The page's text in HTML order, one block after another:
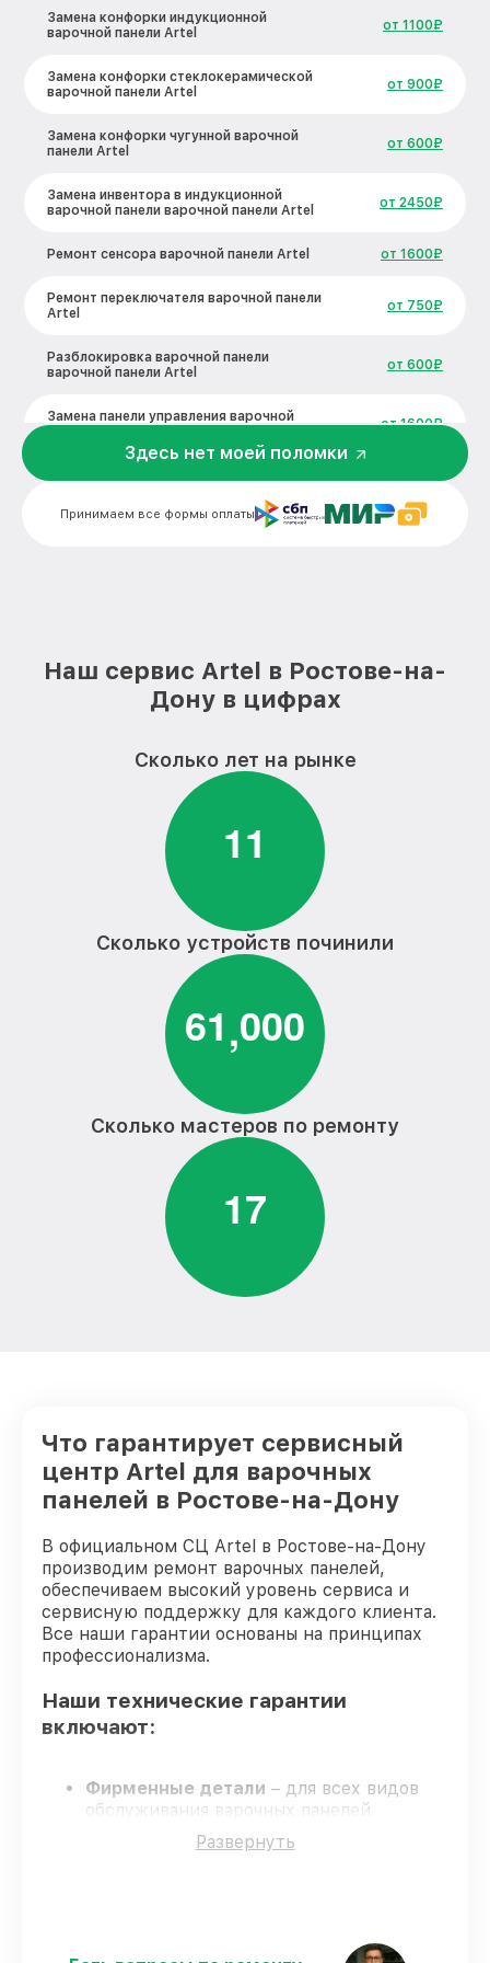
Замена конфорки индукционной
варочной панели Artel
от 1100₽
Замена конфорки стеклокерамической
варочной панели Artel
от 900₽
Замена конфорки чугунной варочной
панели Artel
от 600₽
Замена инвентора в индукционной
варочной панели варочной панели Artel
от 2450₽
Ремонт сенсора варочной панели Artel от 1600₽
Ремонт переключателя варочной панели
Artel
от 750₽
Разблокировка варочной панели
варочной панели Artel
от 600₽
Замена панели управления варочной
от 1600₽
от 1900₽
Принимаем все формы оплаты
Здесь нет моей поломки
Наш сервис Artel в Ростове-на-
Дону в цифрах
Сколько лет на рынке
11
Сколько устройств починили
61,000
Сколько мастеров по ремонту
17
Что гарантирует сервисный
центр Artel для варочных
панелей в Ростове-на-Дону
В официальном СЦ Artel в Ростове-на-Дону
производим ремонт варочных панелей,
обеспечиваем высокий уровень сервиса и
сервисную поддержку для каждого клиента.
Все наши гарантии основаны на принципах
профессионализма.
Наши технические гарантии
включают:
Фирменные детали – для всех видов
обслуживания варочных панелей
применяются только оригинальные
– все
Развернуть